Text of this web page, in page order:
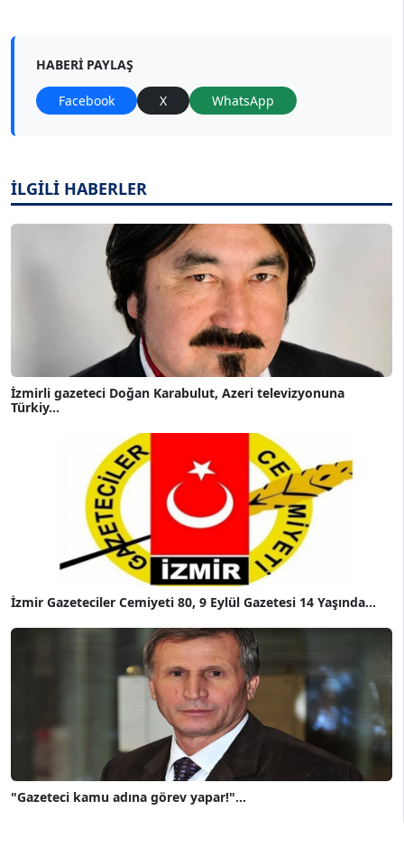
HABERI PAYLAŞ
Facebook X WhatsApp
İLGİLİ HABERLER
İzmirli gazeteci Doğan Karabulut, Azeri televizyonuna
Türkiy...
İzmir Gazeteciler Cemiyeti 80, 9 Eylül Gazetesi 14 Yaşında...
"Gazeteci kamu adına görev yapar!"...